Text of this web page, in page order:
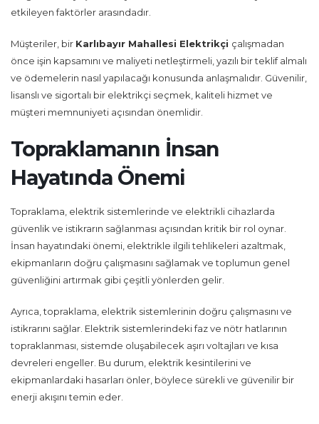
etkileyen faktörler arasındadır.
Müşteriler, bir Karlıbayır Mahallesi Elektrikçi çalışmadan
önce işin kapsamını ve maliyeti netleştirmeli, yazılı bir teklif almalı
ve ödemelerin nasıl yapılacağı konusunda anlaşmalıdır. Güvenilir,
lisanslı ve sigortalı bir elektrikçi seçmek, kaliteli hizmet ve
müşteri memnuniyeti açısından önemlidir.
Topraklamanın İnsan
Hayatında Önemi
Topraklama, elektrik sistemlerinde ve elektrikli cihazlarda
güvenlik ve istikrarın sağlanması açısından kritik bir rol oynar.
İnsan hayatındaki önemi, elektrikle ilgili tehlikeleri azaltmak,
ekipmanların doğru çalışmasını sağlamak ve toplumun genel
güvenliğini artırmak gibi çeşitli yönlerden gelir.
Ayrıca, topraklama, elektrik sistemlerinin doğru çalışmasını ve
istikrarını sağlar. Elektrik sistemlerindeki faz ve nötr hatlarının
topraklanması, sistemde oluşabilecek aşırı voltajları ve kısa
devreleri engeller. Bu durum, elektrik kesintilerini ve
ekipmanlardaki hasarları önler, böylece sürekli ve güvenilir bir
enerji akışını temin eder.